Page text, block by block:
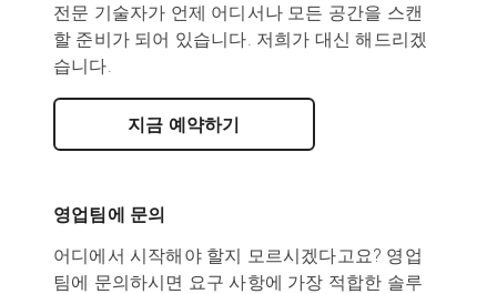
전문 기술자가 언제 어디서나 모든 공간을 스캔
할 준비가 되어 있습니다. 저희가 대신 해드리겠
습니다.
지금 예약하기
영업팀에 문의
어디에서 시작해야 할지 모르시겠다고요? 영업
팀에 문의하시면 요구 사항에 가장 적합한 솔루